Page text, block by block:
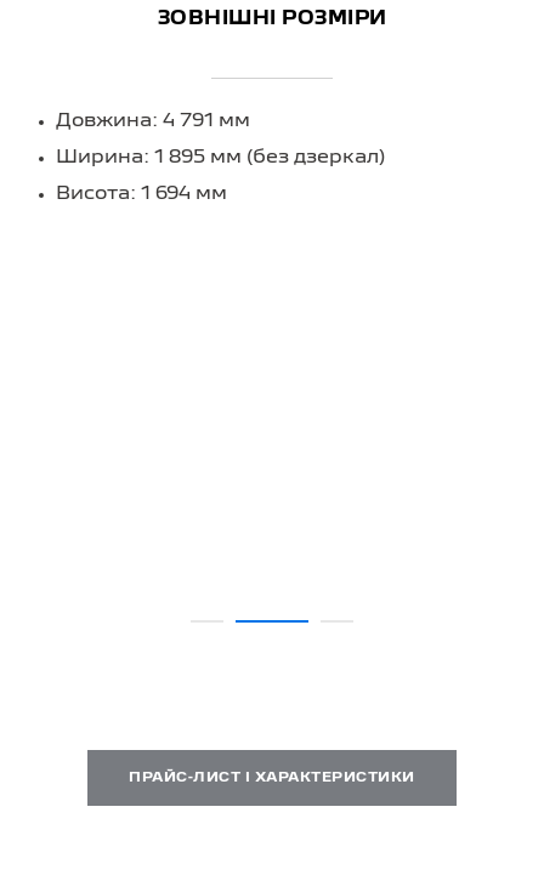
ЗОВНІШНІ РОЗМІРИ
Довжина: 4 791 мм
Ширина: 1 895 мм (без дзеркал)
Висота: 1 694 мм
ПРАЙС-ЛИСТ І ХАРАКТЕРИСТИКИ